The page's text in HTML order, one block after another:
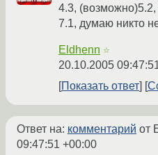
4.3,
7.1, думаю никто
Eldhenn ☆
20.10.2005
Показать ответ
Ответ на: комментарий от
09:47:51 +00:00